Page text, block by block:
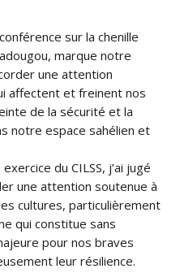
sur la chenille
marque notre
une attention
affectent et freinent nos
de la sécurité et la
notre espace sahélien et
du CILSS, j’ai jugé
une attention soutenue à
cultures, particulièrement
qui constitue sans
pour nos braves
leur résilience.